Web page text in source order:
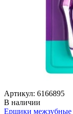
Артикул: 6166895
В наличии
Ершики межзубные